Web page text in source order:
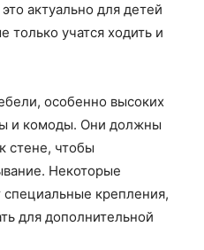
актуально для детей
только учатся ходить и
особенно высоких
и комоды. Они должны
стене, чтобы
Некоторые
специальные крепления,
для дополнительной